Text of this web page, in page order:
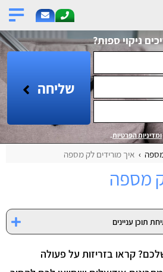
ניקוי ספות?
שליחה
ומדיניות הפרטיות.
איך מורידים לק מספה
מספה
תוכן עניינים
קראו בזריזות על פעולה